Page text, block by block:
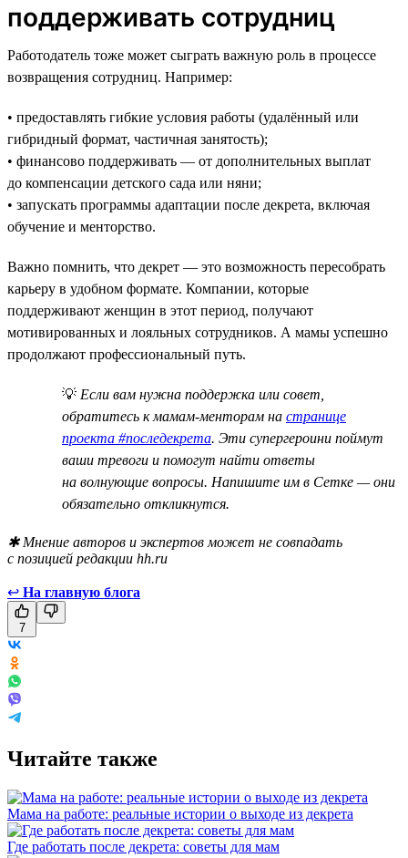
поддерживать сотрудниц
Работодатель тоже может сыграть важную роль в процессе
возвращения сотрудниц. Например:
• предоставлять гибкие условия работы (удалённый или
гибридный формат, частичная занятость);
• финансово поддерживать — от дополнительных выплат
до компенсации детского сада или няни;
• запускать программы адаптации после декрета, включая
обучение и менторство.
Важно помнить, что декрет — это возможность пересобрать
карьеру в удобном формате. Компании, которые
поддерживают женщин в этот период, получают
мотивированных и лояльных сотрудников. А мамы успешно
продолжают профессиональный путь.
💡 Если вам нужна поддержка или совет,
обратитесь к мамам-менторам на странице
проекта #последекрета. Эти супергероини поймут
ваши тревоги и помогут найти ответы
на волнующие вопросы. Напишите им в Сетке — они
обязательно откликнутся.
✱ Мнение авторов и экспертов может не совпадать
с позицией редакции hh.ru
↩ На главную блога
7
Читайте также
Мама на работе: реальные истории о выходе из декрета
Где работать после декрета: советы для мам